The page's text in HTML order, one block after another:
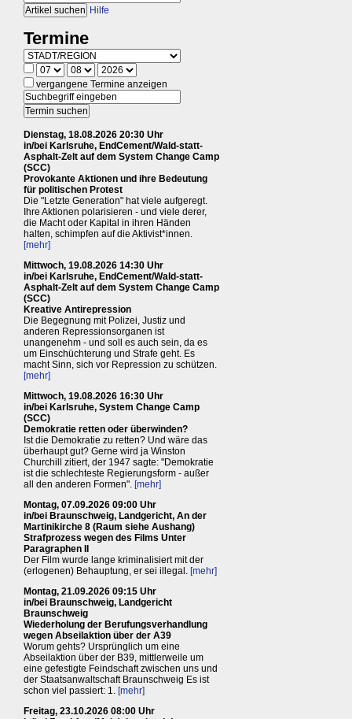
Hilfe
Termine
vergangene Termine anzeigen
Dienstag, 18.08.2026 20:30 Uhr
in/bei Karlsruhe, EndCement/Wald-statt-
Asphalt-Zelt auf dem System Change Camp
(SCC)
Provokante Aktionen und ihre Bedeutung
für politischen Protest
Die "Letzte Generation" hat viele aufgeregt.
Ihre Aktionen polarisieren - und viele derer,
die Macht oder Kapital in ihren Händen
halten, schimpfen auf die Aktivist*innen.
[mehr]
Mittwoch, 19.08.2026 14:30 Uhr
in/bei Karlsruhe, EndCement/Wald-statt-
Asphalt-Zelt auf dem System Change Camp
(SCC)
Kreative Antirepression
Die Begegnung mit Polizei, Justiz und
anderen Repressionsorganen ist
unangenehm - und soll es auch sein, da es
um Einschüchterung und Strafe geht. Es
macht Sinn, sich vor Repression zu schützen.
[mehr]
Mittwoch, 19.08.2026 16:30 Uhr
in/bei Karlsruhe, System Change Camp
(SCC)
Demokratie retten oder überwinden?
Ist die Demokratie zu retten? Und wäre das
überhaupt gut? Gerne wird ja Winston
Churchill zitiert, der 1947 sagte: "Demokratie
ist die schlechteste Regierungsform - außer
all den anderen Formen". [mehr]
Montag, 07.09.2026 09:00 Uhr
in/bei Braunschweig, Landgericht, An der
Martinikirche 8 (Raum siehe Aushang)
Strafprozess wegen des Films Unter
Paragraphen II
Der Film wurde lange kriminalisiert mit der
(erlogenen) Behauptung, er sei illegal. [mehr]
Montag, 21.09.2026 09:15 Uhr
in/bei Braunschweig, Landgericht
Braunschweig
Wiederholung der Berufungsverhandlung
wegen Abseilaktion über der A39
Worum gehts? Ursprünglich um eine
Abseilaktion über der B39, mittlerweile um
eine gefestigte Feindschaft zwischen uns und
der Staatsanwaltschaft Braunschweig Es ist
schon viel passiert: 1. [mehr]
Freitag, 23.10.2026 08:00 Uhr